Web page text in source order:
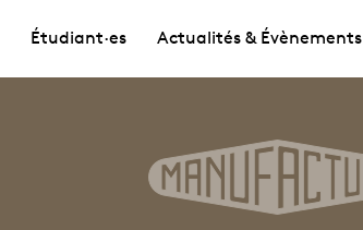
Étudiant·es Actualités & Évènements